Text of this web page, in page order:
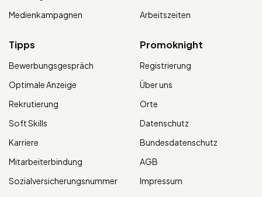
Medienkampagnen
Arbeitszeiten
Tipps
Bewerbungsgespräch
Optimale Anzeige
Rekrutierung
Soft Skills
Karriere
Mitarbeiterbindung
Sozialversicherungsnummer
Promoknight
Registrierung
Über uns
Orte
Datenschutz
Bundesdatenschutz
AGB
Impressum